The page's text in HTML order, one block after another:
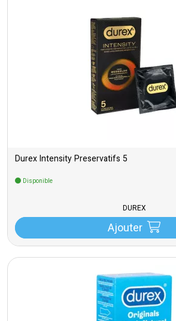
Durex Intensity Preservatifs 5
Disponible
DUREX
Ajouter